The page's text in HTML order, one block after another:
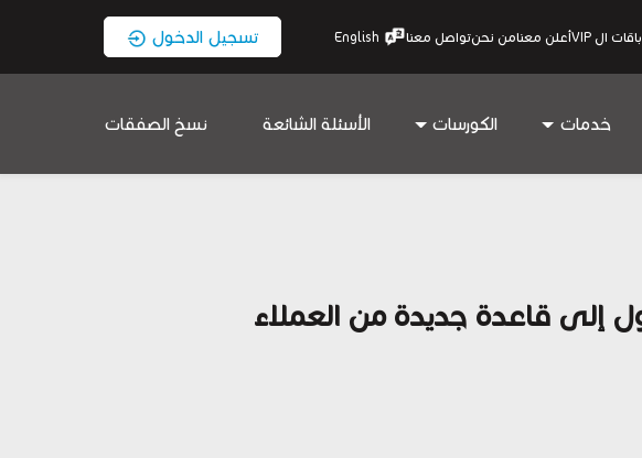
باقات ال VIP أعلن معنامن نحنتواصل معنا English تسجيل الدخول
خدمات الكورسات الأسئلة الشائعة نسخ الصفقات